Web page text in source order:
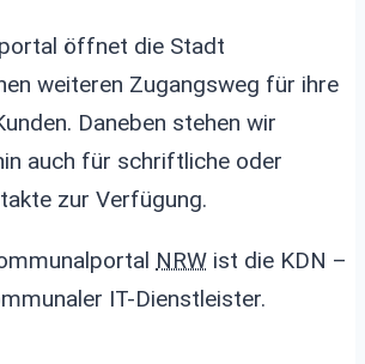
öffnet die Stadt
weiteren Zugangsweg für ihre
Daneben stehen wir
auch für schriftliche oder
zur Verfügung.
NRW ist die KDN –
IT-Dienstleister.